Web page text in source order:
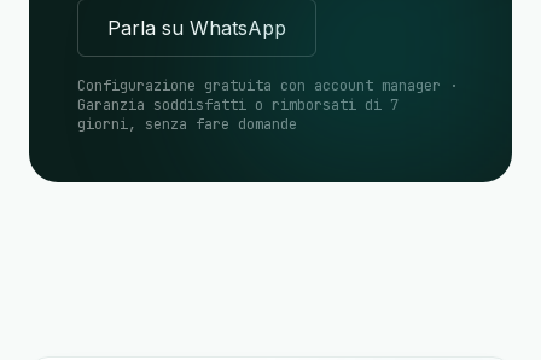
Parla su WhatsApp
Configurazione gratuita con account manager ·
Garanzia soddisfatti o rimborsati di 7
giorni, senza fare domande